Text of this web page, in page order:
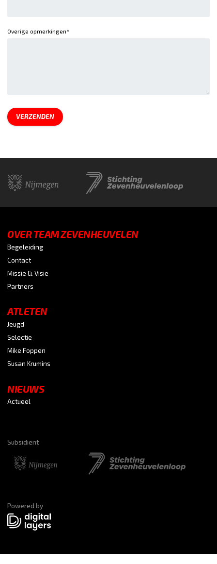
Overige opmerkingen*
VERZENDEN
OVER TEAM ZEVENHEUVELEN
Begeleiding
Contact
Missie & Visie
Partners
ATLETEN
Jeugd
Selectie
Mike Foppen
Susan Krumins
NIEUWS
Actueel
Subsidiënt
Powered by